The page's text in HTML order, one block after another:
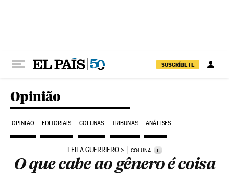
SUSCRÍBETE
Opinião
OPINIÃO EDITORIAIS COLUNAS TRIBUNAS ANÁLISES
LEILA GUERRIERO COLUNA i
O que cabe ao gênero é coisa